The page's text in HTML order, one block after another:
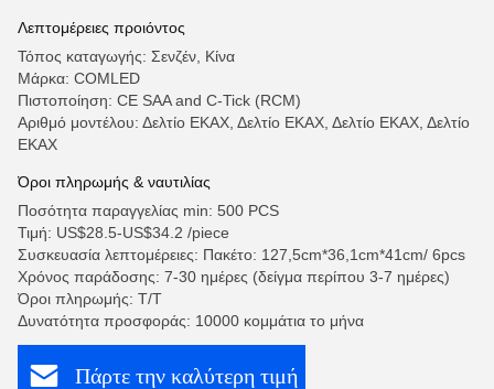
Λεπτομέρειες προιόντος
Τόπος καταγωγής: Σενζέν, Κίνα
Μάρκα: COMLED
Πιστοποίηση: CE SAA and C-Tick (RCM)
Αριθμό μοντέλου: Δελτίο ΕΚΑΧ, Δελτίο ΕΚΑΧ, Δελτίο ΕΚΑΧ, Δελτίο
ΕΚΑΧ
Όροι πληρωμής & ναυτιλίας
Ποσότητα παραγγελίας min: 500 PCS
Τιμή: US$28.5-US$34.2 /piece
Συσκευασία λεπτομέρειες: Πακέτο: 127,5cm*36,1cm*41cm/ 6pcs
Χρόνος παράδοσης: 7-30 ημέρες (δείγμα περίπου 3-7 ημέρες)
Όροι πληρωμής: Τ/Τ
Δυνατότητα προσφοράς: 10000 κομμάτια το μήνα
Πάρτε την καλύτερη τιμή